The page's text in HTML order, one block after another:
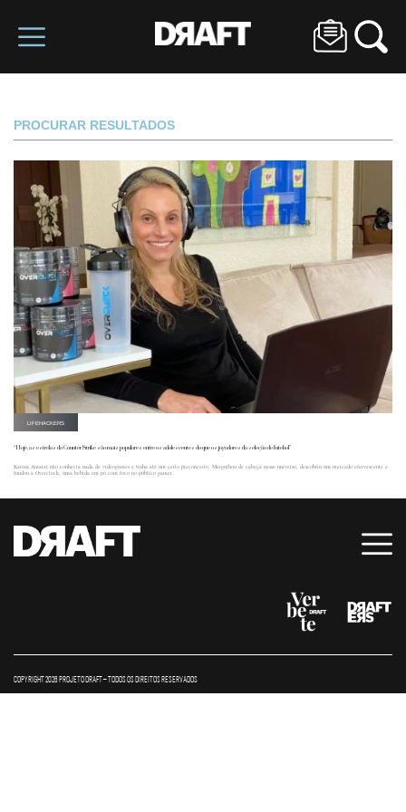
PROCURAR RESULTADOS
LIFEHACKERS
“Hoje, as estrelas do Counter Strike são mais populares entre os adolescentes do que os jogadores da seleção de futebol”
Karina Amaral não conhecia nada de videogames e tinha até um certo preconceito. Mergulhou de cabeça nesse universo, descobriu um mercado efervescente e
fundou a Overclock, uma bebida em pó com foco no público gamer.
COPYRIGHT 2026 PROJETO DRAFT – TODOS OS DIREITOS RESERVADOS